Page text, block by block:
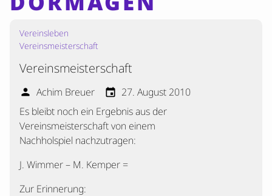
Home
Ranglisten
Termine
Verschiedenes
Kontakt
Vereinsleben
Vereinsmeisterschaft
Vereinsmeisterschaft
person Achim Breuer event 27. August 2010
Es bleibt noch ein Ergebnis aus der
Vereinsmeisterschaft von einem
Nachholspiel nachzutragen:
J. Wimmer – M. Kemper =
Zur Erinnerung: